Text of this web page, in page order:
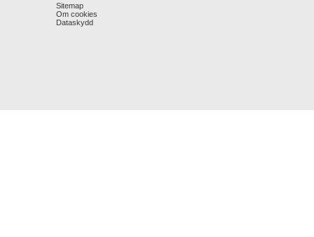
Sitemap
Om cookies
Dataskydd